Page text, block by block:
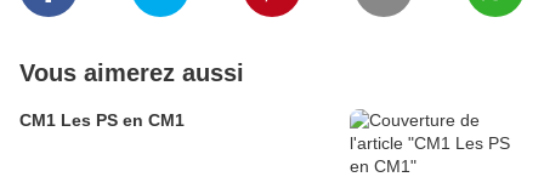
Vous aimerez aussi
CM1 Les PS en CM1